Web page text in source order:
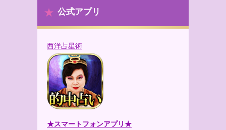
公式アプリ
西洋占星術
★スマートフォンアプリ★